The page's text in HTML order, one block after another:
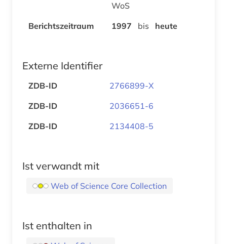
WoS
Berichtszeitraum
1997 bis heute
Externe Identifier
ZDB-ID
2766899-X
ZDB-ID
2036651-6
ZDB-ID
2134408-5
Ist verwandt mit
Web of Science Core Collection
Ist enthalten in